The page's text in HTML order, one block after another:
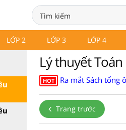
LỚP 2 LỚP 3 LỚP 4
Lý thuyết
HOT Ra mắt Sách tổng
Trang trước